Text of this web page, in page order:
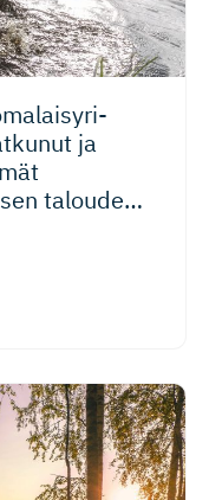
ja
talouden